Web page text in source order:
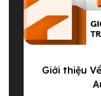
Giới thiệu